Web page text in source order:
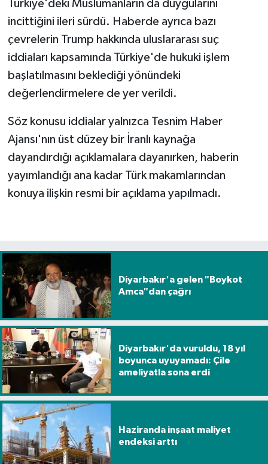
Türkiye'deki Müslümanların da duygularını
incittiğini ileri sürdü. Haberde ayrıca bazı
çevrelerin Trump hakkında uluslararası suç
iddiaları kapsamında Türkiye'de hukuki işlem
başlatılmasını beklediği yönündeki
değerlendirmelere de yer verildi.
Söz konusu iddialar yalnızca Tesnim Haber
Ajansı'nın üst düzey bir İranlı kaynağa
dayandırdığı açıklamalara dayanırken, haberin
yayımlandığı ana kadar Türk makamlarından
konuya ilişkin resmi bir açıklama yapılmadı.
Diyarbakır'a gelen "Boykot
Amca"dan çağrı
Diyarbakır'da vuruldu, 18 yıl
boyunca uyuyamadı: Çile
ameliyatla sona erdi
Haziranda inşaat maliyet
endeksi arttı